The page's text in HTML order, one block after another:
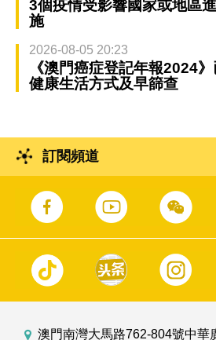
3個疫情受影響國家或地區
施
2026-08-05 20:23
《澳門癌症登記年報2024
健康生活方式及早篩查
訂閱頻道
澳門南灣大馬路762-804號中華